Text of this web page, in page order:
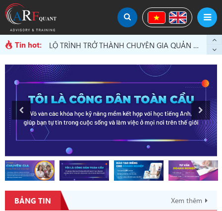
Tin hot:
LỘ TRÌNH TRỞ THÀNH CHUYÊN GIA QUẢN LÝ RỦI RO THỊ TRƯỜNG
LỘ TRÌNH TRỞ THÀNH CHUYÊN GIA QUẢN LÝ RỦI RO HOẠT ĐỘNG
LỘ TRÌNH TRỞ THÀNH CHUYÊN GIA QUẢN LÝ RỦI RO TÍN DỤNG
BẢNG TIN Xem thêm